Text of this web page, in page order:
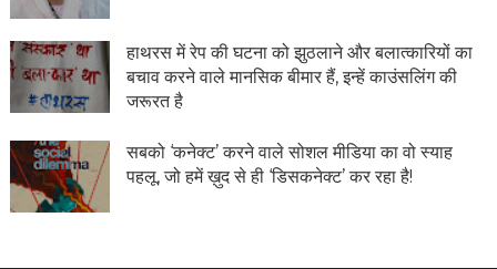
हाथरस में रेप की घटना को झुठलाने और बलात्कारियों का
बचाव करने वाले मानसिक बीमार हैं, इन्हें काउंसलिंग की
जरूरत है
सबको ‘कनेक्ट’ करने वाले सोशल मीडिया का वो स्याह
पहलू, जो हमें ख़ुद से ही ‘डिसकनेक्ट’ कर रहा है!